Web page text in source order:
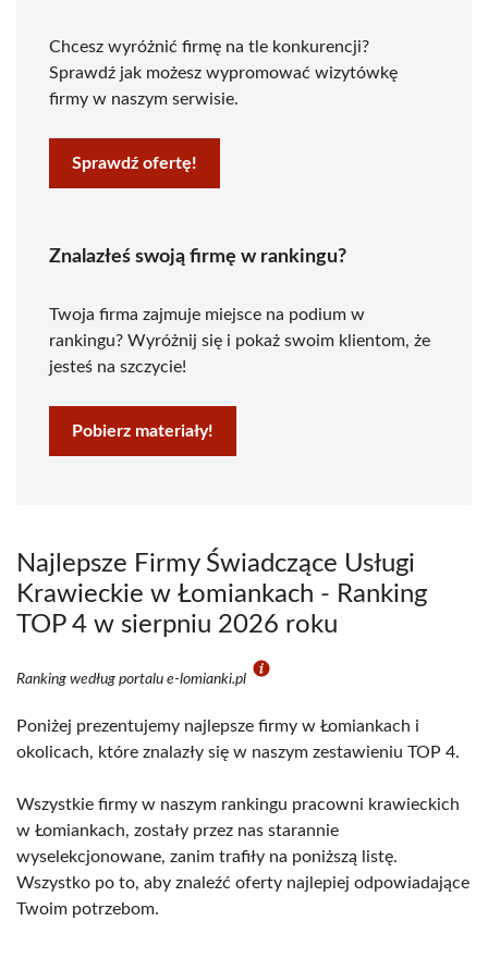
Chcesz wyróżnić firmę na tle konkurencji?
Sprawdź jak możesz wypromować wizytówkę
firmy w naszym serwisie.
Sprawdź ofertę!
Znalazłeś swoją firmę w rankingu?
Twoja firma zajmuje miejsce na podium w
rankingu? Wyróżnij się i pokaż swoim klientom, że
jesteś na szczycie!
Pobierz materiały!
Najlepsze Firmy Świadczące Usługi
Krawieckie w Łomiankach - Ranking
TOP 4 w sierpniu 2026 roku
Ranking według portalu e-lomianki.pl
Poniżej prezentujemy najlepsze firmy w Łomiankach i
okolicach, które znalazły się w naszym zestawieniu TOP 4.
Wszystkie firmy w naszym rankingu pracowni krawieckich
w Łomiankach, zostały przez nas starannie
wyselekcjonowane, zanim trafiły na poniższą listę.
Wszystko po to, aby znaleźć oferty najlepiej odpowiadające
Twoim potrzebom.